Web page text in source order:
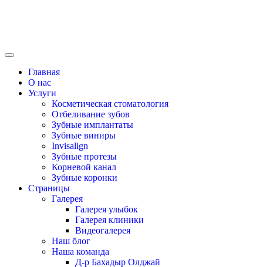
Главная
О нас
Услуги
Косметическая стоматология
Отбеливание зубов
Зубные имплантаты
Зубные виниры
Invisalign
Зубные протезы
Корневой канал
Зубные коронки
Страницы
Галерея
Галерея улыбок
Галерея клиники
Видеогалерея
Наш блог
Наша команда
Д-р Бахадыр Олджай